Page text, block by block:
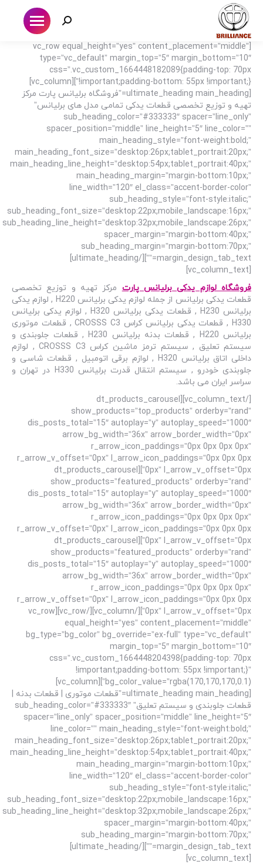
جستجو:
[vc_row equal_height=”yes” content_placement=”middle”
type=”vc_default” margin_top=”5″ margin_bottom=”10″
css=”.vc_custom_1664448182089{padding-top: 70px
!important;padding-bottom: 55px !important;}”][vc_column]
[ultimate_heading main_heading=”فروشگاه برلیانس پارت مرکز
تهیه و توزیع تخصصی قطعات یدکی تمامی مدل های برلیانس”
sub_heading_color=”#333333″ spacer=”line_only”
spacer_position=”middle” line_height=”5″ line_color=””
main_heading_style=”font-weight:bold;”
main_heading_font_size=”desktop:26px;tablet_portrait:20px;”
main_heading_line_height=”desktop:54px;tablet_portrait:40px;”
main_heading_margin=”margin-bottom:10px;”
line_width=”120″ el_class=”accent-border-color”
sub_heading_style=”font-style:italic;”
sub_heading_font_size=”desktop:22px;mobile_landscape:16px;”
sub_heading_line_height=”desktop:32px;mobile_landscape:26px;”
spacer_margin=”margin-bottom:40px;”
sub_heading_margin=”margin-bottom:70px;”
margin_design_tab_text=””][/ultimate_heading]
[vc_column_text]
فروشگاه لوازم یدکی برلیانس پارتمرکز تهیه و توزیع تخصصی
قطعات یدکی برلیانس از جمله لوازم یدکی برلیانس H220 , لوازم یدکی
برلیانس H230 , قطعات یدکی برلیانس H320 , لوازم یدکی برلیانس
H330 , قطعات یدکی برلیانس کراس CROSSS C3 , قطعات موتوری
برلیانس H220 , قطعات بدنه برلیانس H230 , قطعات جلوبندی و
سیستم تعلیق , سیستم ترمز ماشین کراس CROSSS C3 , لوازم
داخلی اتاق برلیانس H320 , لوازم برقی اتومبیل , قطعات شاسی و
جلوبندی خودرو , سیستم انتقال قدرت برلیانس H330 در تهران و
سراسر ایران می باشد.
[/vc_column_text][dt_products_carousel
show_products=”top_products” orderby=”rand”
dis_posts_total=”15″ autoplay=”y” autoplay_speed=”1000″
arrow_bg_width=”36x” arrow_border_width=”0px”
r_arrow_icon_paddings=”0px 0px 0px 0px”
r_arrow_v_offset=”0px” l_arrow_icon_paddings=”0px 0px 0px
0px” l_arrow_v_offset=”0px”][dt_products_carousel
show_products=”featured_products” orderby=”rand”
dis_posts_total=”15″ autoplay=”y” autoplay_speed=”1000″
arrow_bg_width=”36x” arrow_border_width=”0px”
r_arrow_icon_paddings=”0px 0px 0px 0px”
r_arrow_v_offset=”0px” l_arrow_icon_paddings=”0px 0px 0px
0px” l_arrow_v_offset=”0px”][dt_products_carousel
show_products=”featured_products” orderby=”rand”
dis_posts_total=”15″ autoplay=”y” autoplay_speed=”1000″
arrow_bg_width=”36x” arrow_border_width=”0px”
r_arrow_icon_paddings=”0px 0px 0px 0px”
r_arrow_v_offset=”0px” l_arrow_icon_paddings=”0px 0px 0px
0px” l_arrow_v_offset=”0px”][/vc_column][/vc_row][vc_row
equal_height=”yes” content_placement=”middle”
bg_type=”bg_color” bg_override=”ex-full” type=”vc_default”
margin_top=”5″ margin_bottom=”10″
css=”.vc_custom_1664448204398{padding-top: 70px
!important;padding-bottom: 55px !important;}”
bg_color_value=”rgba(170,170,170,0.1)”][vc_column]
[ultimate_heading main_heading=”قطعات موتوری | قطعات بدنه |
قطعات جلوبندی و سیستم تعلیق” sub_heading_color=”#333333″
spacer=”line_only” spacer_position=”middle” line_height=”5″
line_color=”” main_heading_style=”font-weight:bold;”
main_heading_font_size=”desktop:26px;tablet_portrait:20px;”
main_heading_line_height=”desktop:54px;tablet_portrait:40px;”
main_heading_margin=”margin-bottom:10px;”
line_width=”120″ el_class=”accent-border-color”
sub_heading_style=”font-style:italic;”
sub_heading_font_size=”desktop:22px;mobile_landscape:16px;”
sub_heading_line_height=”desktop:32px;mobile_landscape:26px;”
spacer_margin=”margin-bottom:40px;”
sub_heading_margin=”margin-bottom:70px;”
margin_design_tab_text=””][/ultimate_heading]
[vc_column_text]